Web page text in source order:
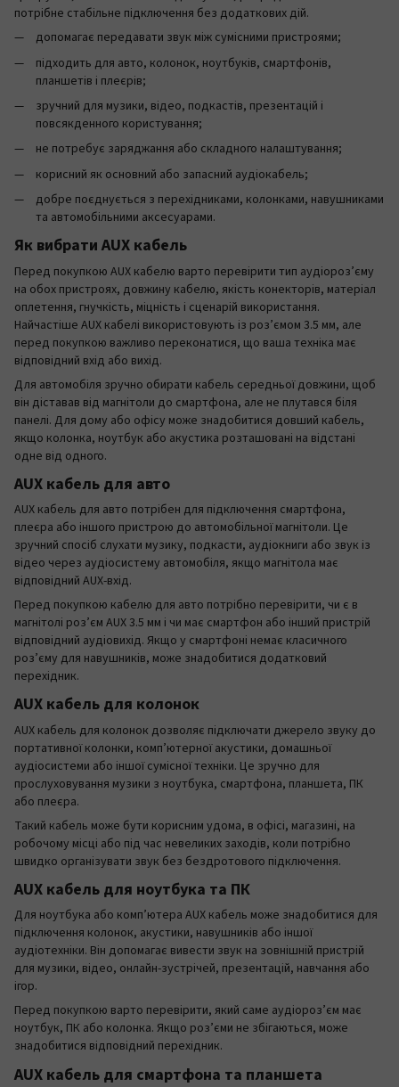
потрібне стабільне підключення без додаткових дій.
допомагає передавати звук між сумісними пристроями;
підходить для авто, колонок, ноутбуків, смартфонів,
планшетів і плеєрів;
зручний для музики, відео, подкастів, презентацій і
повсякденного користування;
не потребує заряджання або складного налаштування;
корисний як основний або запасний аудіокабель;
добре поєднується з перехідниками, колонками, навушниками
та автомобільними аксесуарами.
Як вибрати AUX кабель
Перед покупкою AUX кабелю варто перевірити тип аудіороз’єму
на обох пристроях, довжину кабелю, якість конекторів, матеріал
оплетення, гнучкість, міцність і сценарій використання.
Найчастіше AUX кабелі використовують із роз’ємом 3.5 мм, але
перед покупкою важливо переконатися, що ваша техніка має
відповідний вхід або вихід.
Для автомобіля зручно обирати кабель середньої довжини, щоб
він діставав від магнітоли до смартфона, але не плутався біля
панелі. Для дому або офісу може знадобитися довший кабель,
якщо колонка, ноутбук або акустика розташовані на відстані
одне від одного.
AUX кабель для авто
AUX кабель для авто потрібен для підключення смартфона,
плеєра або іншого пристрою до автомобільної магнітоли. Це
зручний спосіб слухати музику, подкасти, аудіокниги або звук із
відео через аудіосистему автомобіля, якщо магнітола має
відповідний AUX-вхід.
Перед покупкою кабелю для авто потрібно перевірити, чи є в
магнітолі роз’єм AUX 3.5 мм і чи має смартфон або інший пристрій
відповідний аудіовихід. Якщо у смартфоні немає класичного
роз’єму для навушників, може знадобитися додатковий
перехідник.
AUX кабель для колонок
AUX кабель для колонок дозволяє підключати джерело звуку до
портативної колонки, комп’ютерної акустики, домашньої
аудіосистеми або іншої сумісної техніки. Це зручно для
прослуховування музики з ноутбука, смартфона, планшета, ПК
або плеєра.
Такий кабель може бути корисним удома, в офісі, магазині, на
робочому місці або під час невеликих заходів, коли потрібно
швидко організувати звук без бездротового підключення.
AUX кабель для ноутбука та ПК
Для ноутбука або комп’ютера AUX кабель може знадобитися для
підключення колонок, акустики, навушників або іншої
аудіотехніки. Він допомагає вивести звук на зовнішній пристрій
для музики, відео, онлайн-зустрічей, презентацій, навчання або
ігор.
Перед покупкою варто перевірити, який саме аудіороз’єм має
ноутбук, ПК або колонка. Якщо роз’єми не збігаються, може
знадобитися відповідний перехідник.
AUX кабель для смартфона та планшета